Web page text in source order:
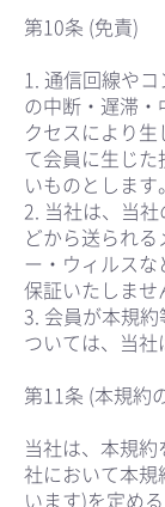
第10条 (免責)
1. 通信回線や
の中断・遅滞
クセスにより
て会員に生じ
いものとします。
2. 当社は、当
どから送られ
ー・ウィルス
保証いたしませ
3. 会員が本規
ついては、当社
第11条 (本規約
当社は、本規
社において本
います)を定め